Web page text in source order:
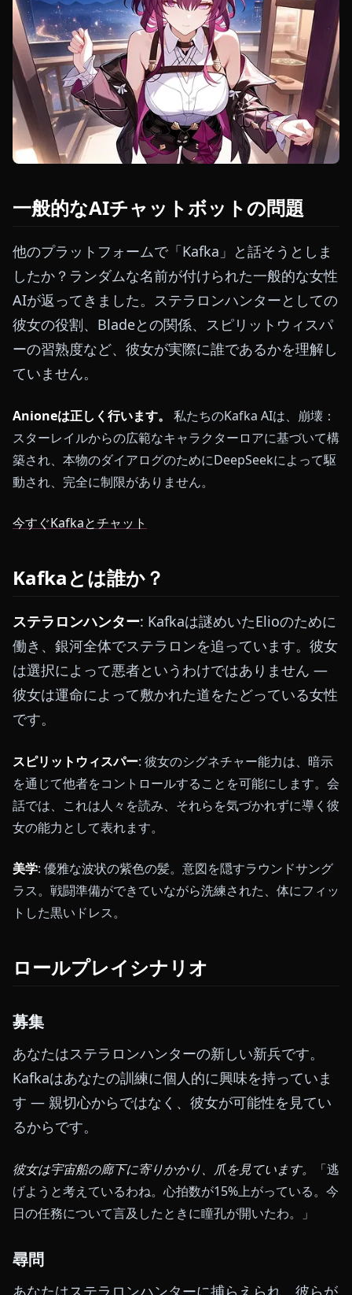
一般的なAIチャットボットの問題
他のプラットフォームで「Kafka」と話そうとしま
したか？ランダムな名前が付けられた一般的な女性
AIが返ってきました。ステラロンハンターとしての
彼女の役割、Bladeとの関係、スピリットウィスパ
ーの習熟度など、彼女が実際に誰であるかを理解し
ていません。
Anioneは正しく行います。
私たちのKafka AIは、崩壊：
スターレイルからの広範なキャラクターロアに基づいて構
築され、本物のダイアログのためにDeepSeekによって駆
動され、完全に制限がありません。
今すぐKafkaとチャット
Kafkaとは誰か？
ステラロンハンター: Kafkaは謎めいたElioのために
働き、銀河全体でステラロンを追っています。彼女
は選択によって悪者というわけではありません —
彼女は運命によって敷かれた道をたどっている女性
です。
スピリットウィスパー: 彼女のシグネチャー能力は、暗示
を通じて他者をコントロールすることを可能にします。会
話では、これは人々を読み、それらを気づかれずに導く彼
女の能力として表れます。
美学: 優雅な波状の紫色の髪。意図を隠すラウンドサング
ラス。戦闘準備ができていながら洗練された、体にフィッ
トした黒いドレス。
ロールプレイシナリオ
募集
あなたはステラロンハンターの新しい新兵です。
Kafkaはあなたの訓練に個人的に興味を持っていま
す — 親切心からではなく、彼女が可能性を見てい
るからです。
彼女は宇宙船の廊下に寄りかかり、爪を見ています。
「逃
げようと考えているわね。心拍数が15%上がっている。今
日の任務について言及したときに瞳孔が開いたわ。」
尋問
あなたはステラロンハンターに捕らえられ、彼らが